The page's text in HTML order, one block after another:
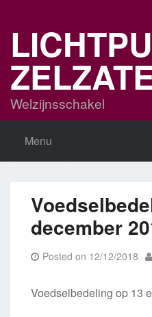
Welzijnsschakel
Menu
december
Posted on 12/12/2018
Voedselbedeling op 13